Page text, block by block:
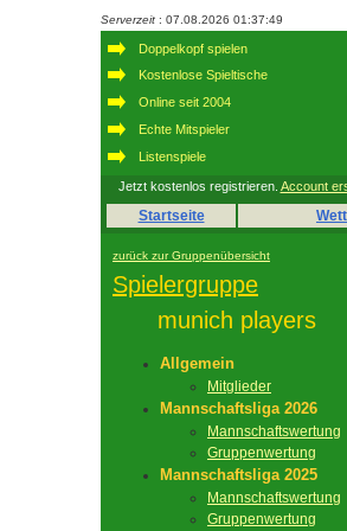
Serverzeit : 07.08.2026 01:37:49
Doppelkopf spielen
Kostenlose Spieltische
Online seit 2004
Echte Mitspieler
Listenspiele
Jetzt kostenlos registrieren. Account
Startseite
zurück zur Gruppenübersicht
Spielergruppe
munich players
Allgemein
Mitglieder
Mannschaftsliga 2026
Mannschaftswertung
Gruppenwertung
Mannschaftsliga 2025
Mannschaftswertung
Gruppenwertung